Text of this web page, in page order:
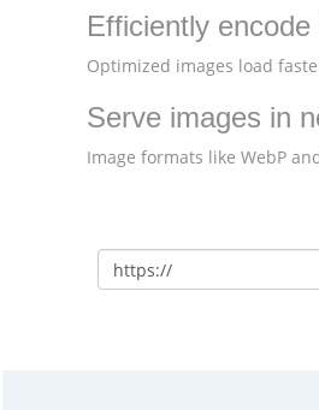
Efficiently encode
Optimized images load
Serve images in
Image formats like WebP